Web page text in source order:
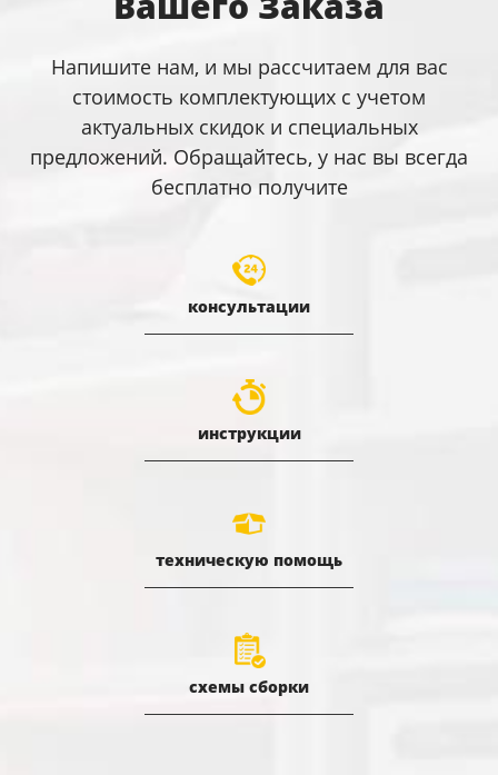
Напишите нам, и мы рассчитаем для вас
стоимость комплектующих с учетом
актуальных скидок и специальных
предложений. Обращайтесь, у нас вы всегда
бесплатно получите
консультации
инструкции
техническую помощь
схемы сборки